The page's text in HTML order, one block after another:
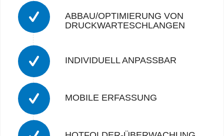
ABBAU/OPTIMIERUNG VON
DRUCKWARTESCHLANGEN
INDIVIDUELL ANPASSBAR
MOBILE ERFASSUNG